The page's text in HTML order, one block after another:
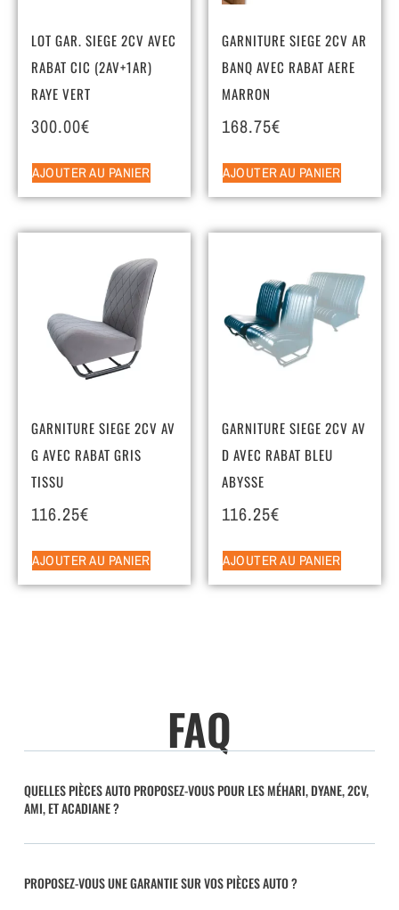
LOT GAR. SIEGE 2CV AVEC
RABAT CIC (2AV+1AR)
RAYE VERT
300.00€
AJOUTER AU PANIER
GARNITURE SIEGE 2CV AR
BANQ AVEC RABAT AERE
MARRON
168.75€
AJOUTER AU PANIER
GARNITURE SIEGE 2CV AV
G AVEC RABAT GRIS
TISSU
116.25€
AJOUTER AU PANIER
GARNITURE SIEGE 2CV AV
D AVEC RABAT BLEU
ABYSSE
116.25€
AJOUTER AU PANIER
FAQ
QUELLES PIÈCES AUTO PROPOSEZ-VOUS POUR LES MÉHARI, DYANE, 2CV,
AMI, ET ACADIANE ?
PROPOSEZ-VOUS UNE GARANTIE SUR VOS PIÈCES AUTO ?